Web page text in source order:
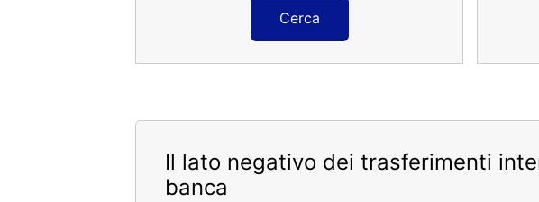
Cerca
Il lato negativo dei trasferimenti
banca